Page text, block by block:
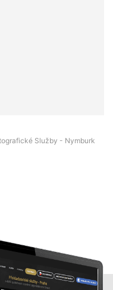
Služby - Nymburk